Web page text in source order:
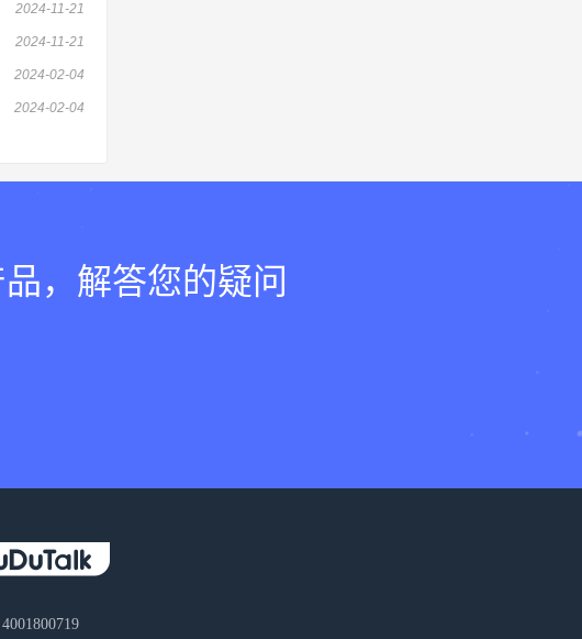
2024-11-21
2024-11-21
2024-02-04
2024-02-04
，解答您的疑问